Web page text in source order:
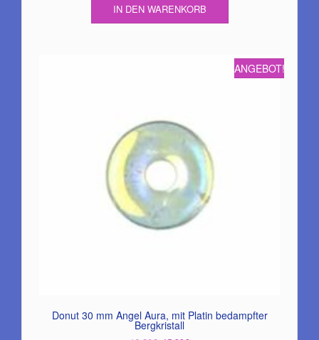
IN DEN WARENKORB
ANGEBOT!
Donut 30 mm Angel Aura, mit Platin bedampfter
Bergkristall